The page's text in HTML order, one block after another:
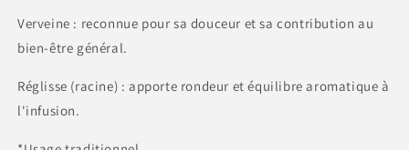
Verveine : reconnue pour sa douceur et sa contribution au
bien-être général.
Réglisse (racine) : apporte rondeur et équilibre aromatique à
l'infusion.